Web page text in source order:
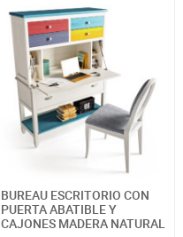
BUREAU ESCRITORIO CON
PUERTA ABATIBLE Y
CAJONES MADERA NATURAL